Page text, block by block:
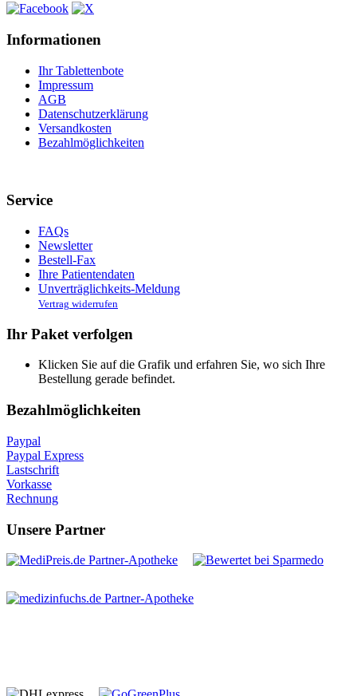
Informationen
Ihr Tablettenbote
Impressum
AGB
Datenschutzerklärung
Versandkosten
Bezahlmöglichkeiten
Service
FAQs
Newsletter
Bestell-Fax
Ihre Patientendaten
Unverträglichkeits-Meldung
Vertrag widerrufen
Ihr Paket verfolgen
Klicken Sie auf die Grafik und erfahren Sie, wo sich Ihre
Bestellung gerade befindet.
Bezahlmöglichkeiten
Paypal
Paypal Express
Lastschrift
Vorkasse
Rechnung
Unsere Partner